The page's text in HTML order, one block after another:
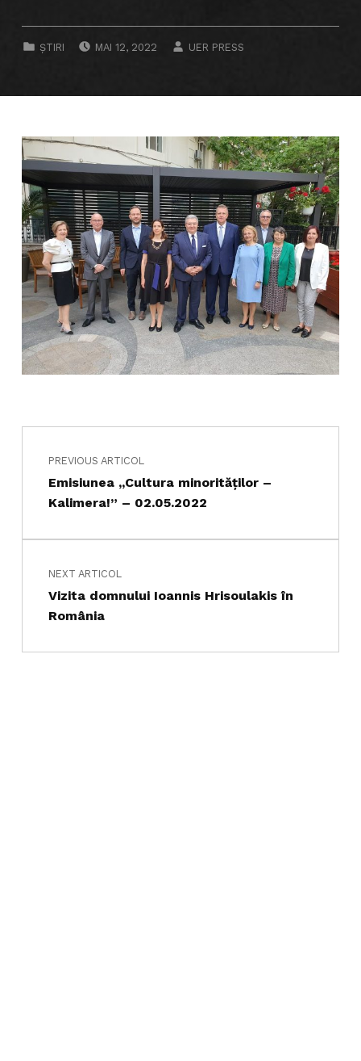
ȘTIRI MAI 12, 2022 UER PRESS
Skip back to main navigation
Navigare în articole
PREVIOUS ARTICOL
Emisiunea ,,Cultura minorităților –
Kalimera!” – 02.05.2022
NEXT ARTICOL
Vizita domnului Ioannis Hrisoulakis în
România